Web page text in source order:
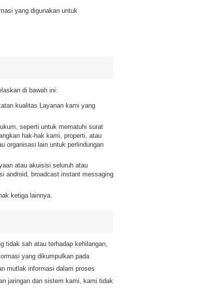
yang digunakan untuk
di bawah ini:
kualitas Layanan kami yang
seperti untuk mematuhi surat
hak-hak kami, properti, atau
organisasi lain untuk perlindungan
atau akuisisi seluruh atau
android, broadcast instant messaging
ketiga lainnya.
tidak sah atau terhadap kehilangan,
yang dikumpulkan pada
mutlak informasi dalam proses
jaringan dan sistem kami, kami tidak